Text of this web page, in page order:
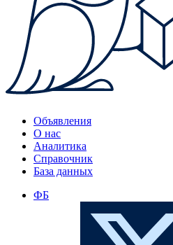
Объявления
О нас
Аналитика
Справочник
База данных
ФБ